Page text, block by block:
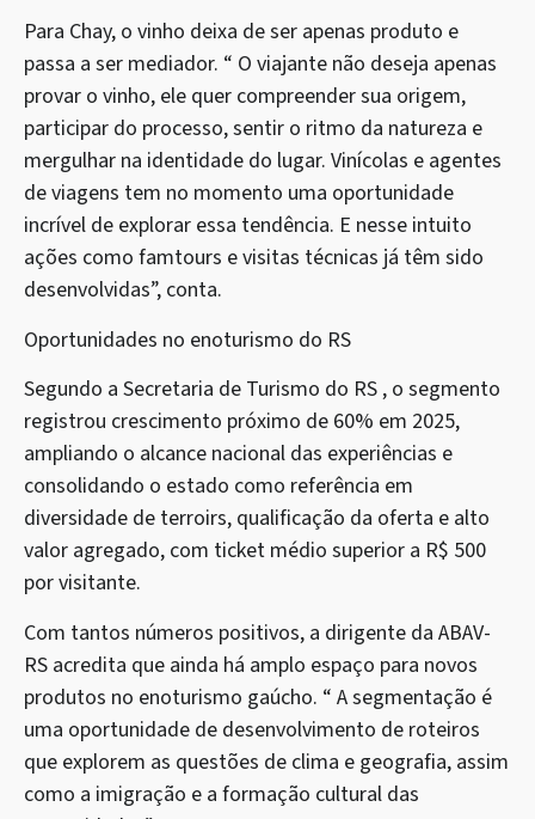
Para Chay, o vinho deixa de ser apenas produto e
passa a ser mediador. “ O viajante não deseja apenas
provar o vinho, ele quer compreender sua origem,
participar do processo, sentir o ritmo da natureza e
mergulhar na identidade do lugar. Vinícolas e agentes
de viagens tem no momento uma oportunidade
incrível de explorar essa tendência. E nesse intuito
ações como famtours e visitas técnicas já têm sido
desenvolvidas”, conta.
Oportunidades no enoturismo do RS
Segundo a Secretaria de Turismo do RS , o segmento
registrou crescimento próximo de 60% em 2025,
ampliando o alcance nacional das experiências e
consolidando o estado como referência em
diversidade de terroirs, qualificação da oferta e alto
valor agregado, com ticket médio superior a R$ 500
por visitante.
Com tantos números positivos, a dirigente da ABAV-
RS acredita que ainda há amplo espaço para novos
produtos no enoturismo gaúcho. “ A segmentação é
uma oportunidade de desenvolvimento de roteiros
que explorem as questões de clima e geografia, assim
como a imigração e a formação cultural das